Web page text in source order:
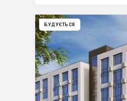
БУДУЄТЬСЯ